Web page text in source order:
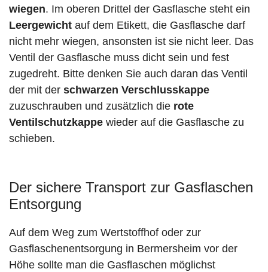
wiegen. Im oberen Drittel der Gasflasche steht ein
Leergewicht auf dem Etikett, die Gasflasche darf
nicht mehr wiegen, ansonsten ist sie nicht leer. Das
Ventil der Gasflasche muss dicht sein und fest
zugedreht. Bitte denken Sie auch daran das Ventil
der mit der schwarzen Verschlusskappe
zuzuschrauben und zusätzlich die rote
Ventilschutzkappe wieder auf die Gasflasche zu
schieben.
Der sichere Transport zur Gasflaschen
Entsorgung
Auf dem Weg zum Wertstoffhof oder zur
Gasflaschenentsorgung in Bermersheim vor der
Höhe sollte man die Gasflaschen möglichst